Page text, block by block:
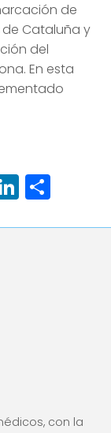
de
Cataluña y
del
En esta
con la